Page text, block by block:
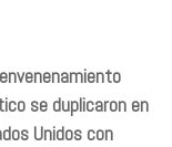
se duplicaron en
Unidos con